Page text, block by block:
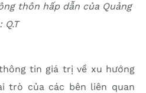
thôn hấp dẫn của Quảng
Q.T
tin giá trị về xu hướng
trò của các bên liên quan